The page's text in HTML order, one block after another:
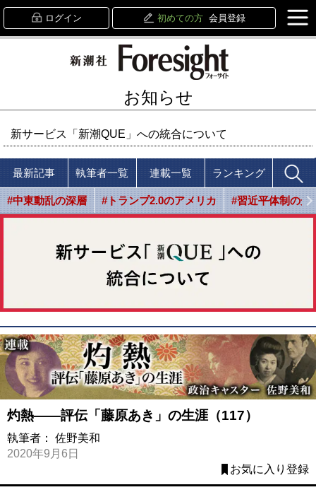
ログイン 初めての方 会員登録
お知らせ
新サービス「新潮QUE」への統合について
最新記事 執筆者一覧 連載一覧 ランキング
#中東動乱の深層 #トランプ2.0のアメリカ #習近平体制の光
灼熱――評伝「藤原あき」の生涯（117）
執筆者： 佐野美和
2020年9月6日
お気に入り登録